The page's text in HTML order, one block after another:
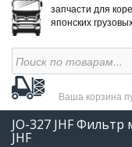
запчасти для
японских
Ваша корзина
JO-327 JHF
JHF